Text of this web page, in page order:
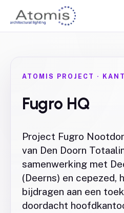
ATOMIS PROJECT ·
Fugro HQ
Project Fugro
van Den Doorn
samenwerking met
(Deerns) en cepezed,
bijdragen aan een
doordacht